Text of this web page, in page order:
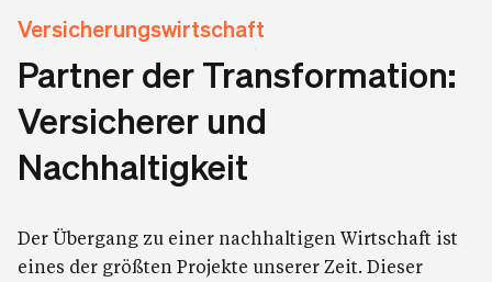
Versicherungswirtschaft
Partner der Transformation:
Versicherer und
Nachhaltigkeit
Der Übergang zu einer nachhaltigen Wirtschaft ist
eines der größten Projekte unserer Zeit. Dieser